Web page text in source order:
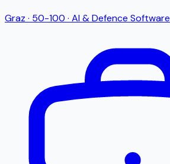
Graz · 50-100 · AI & Defence Software